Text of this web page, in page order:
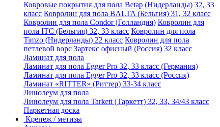
Ковровые покрытия для пола Betap (Нидерланды) 32, 33
класс Ковролин для пола BALTA (Бельгия) 31, 32 класс
Ковролин для пола Condor (Голландия) Ковролин для
пола ITC (Бельгия) 32, 33 класс Ковролин для пола
Timzo (Нидерланды) 22 класс Ковролин для пола
петлевой ворс Зартекс офисный (Россия) 32 класс
Ламинат для пола
Ламинат для пола Egger Pro 32, 33 класс (Германия)
Ламинат для пола Egger Pro 32, 33 класс (Россия)
Ламинат «RITTER» (Риттер) 33-34 класс
Линолеум для пола
Линолеум для пола Tarkett (Таркетт) 32, 33, 34/43 класс
Паркетная доска
Крепеж / метизы